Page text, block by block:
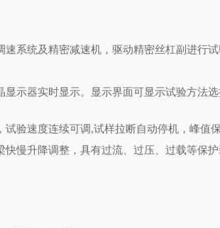
速系统及精密减速机，驱动精密丝杠副进行
显示器实时显示。显示界面可显示试验方法
验速度连续可调,试样拉断自动停机，峰值保
慢升降调整，具有过流、过压、过载等保护